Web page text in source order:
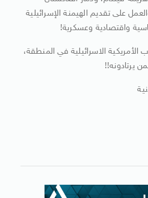
على تقديم الهيمنة الإسرائيلية
واقتصادية وعسكرية!
الأمريكية الاسرائيلية في المنطقة،
يرتادونه!!